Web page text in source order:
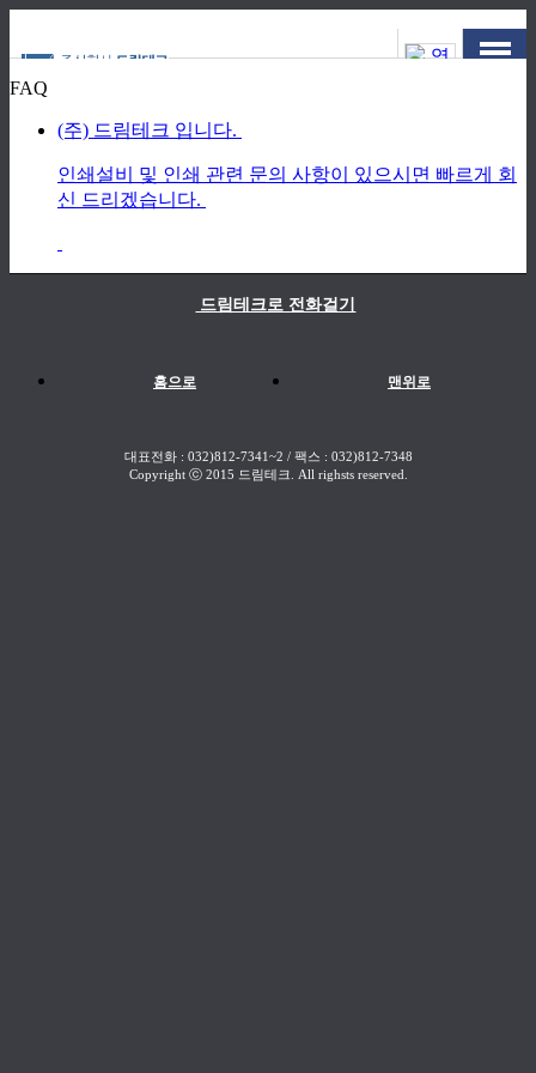
FAQ
(주) 드림테크 입니다.
인쇄설비 및 인쇄 관련 문의 사항이 있으시면 빠르게 회
신 드리겠습니다.
드림테크로 전화걸기
홈으로 맨위로
대표전화 : 032)812-7341~2 / 팩스 : 032)812-7348
Copyright ⓒ 2015 드림테크. All righsts reserved.